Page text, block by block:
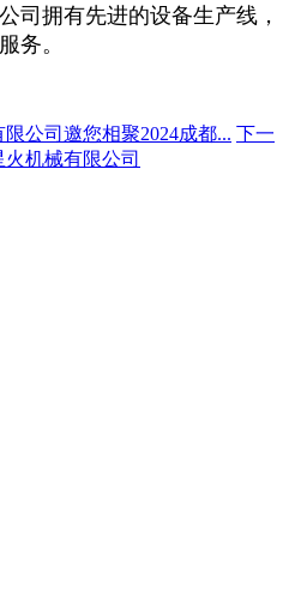
司拥有先进的设备生产线，
务。
公司邀您相聚2024成都... 下一
机械有限公司